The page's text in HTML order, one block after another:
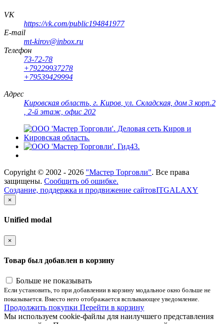
VK
https://vk.com/public194841977
E-mail
mt-kirov@inbox.ru
Телефон
73-72-78
+79229937278
+79539429994
Адрес
Кировская область г. Киров ул. Складская, дом 3 корп.2
, 2-й этаж, офис 202
Copyright © 2002 - 2026 "Мастер Торговли". Все права
защищены. Сообщить об ошибке.
Создание, поддержка и продвижение сайтовITGALAXY
×
Unified modal
×
Товар был добавлен в корзину
Больше не показывать
Если установить, то при добавлении в корзину модальное окно больше не
показывается. Вместо него отображается всплывающее уведомление.
Продолжить покупки Перейти в корзину
Мы используем cookie-файлы для наилучшего представления